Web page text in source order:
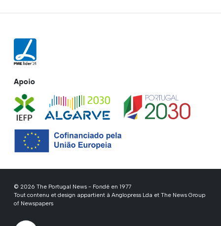
Apoio
© 2026 The Portugal News - Fondé en 1977
Tout contenu et design appartient à Anglopress Lda et The News Group
of Newspapers